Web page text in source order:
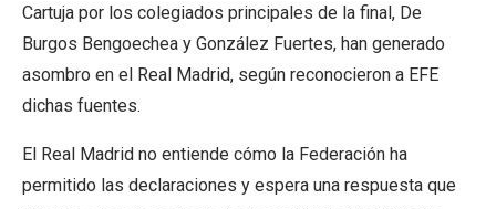
Cartuja por los colegiados principales de la final, De
Burgos Bengoechea y González Fuertes, han generado
asombro en el Real Madrid, según reconocieron a EFE
dichas fuentes.
El Real Madrid no entiende cómo la Federación ha
permitido las declaraciones y espera una respuesta que